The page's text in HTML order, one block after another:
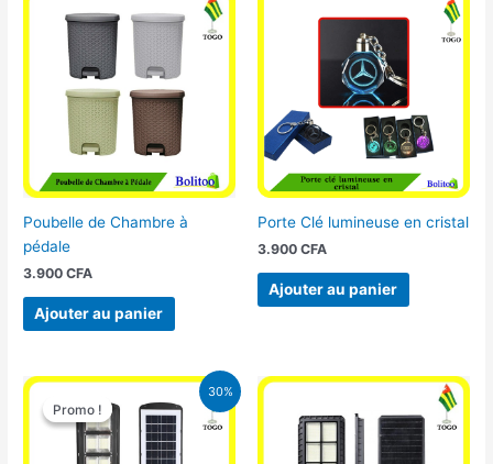
Poubelle de Chambre à
pédale
3.900CFA
Ajouter au panier
Porte Clé lumineuse en cristal
3.900 CFA
Ajouter au panier
30%
Promo !
Promo !
Le
prix
initial
était :
50.000 CFA.
Le
prix
actuel
est :
35.000 CFA.